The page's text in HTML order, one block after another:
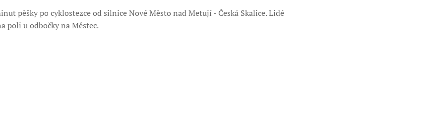
pěšky po cyklostezce od silnice Nové Město nad Metují - Česká Skalice. Lidé
poli u odbočky na Městec.